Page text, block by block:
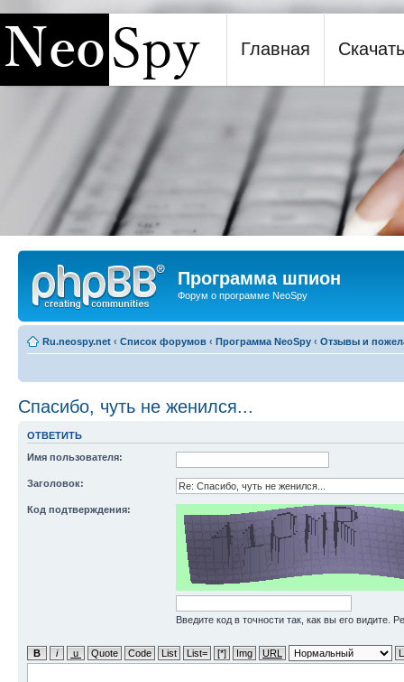
Программа шпион NeoSpy
Главная Скачать
Программа шпион
Форум о программе NeoSpy
Ru.neospy.net ‹ Список форумов ‹ Программа NeoSpy ‹ Отзывы и
Спасибо, чуть не женился...
ОТВЕТИТЬ
Имя пользователя:
Заголовок:
Код подтверждения:
Введите код в точности так, как вы его видите.